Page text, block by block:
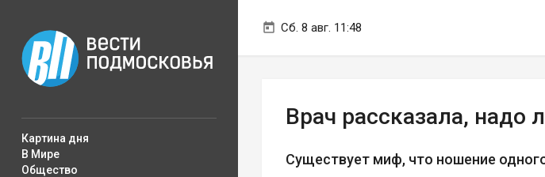
Сб. 8 авг. 11:48
Картина дня
В Мире
Общество
Врач рассказала, надо
Существует миф, что ношение